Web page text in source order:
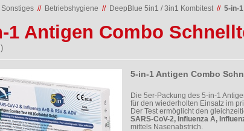
Sonstiges // Betriebshygiene // DeepBlue 5in1 / 3in1 Kombitest// 5-in-
1 Antigen Combo
5-in-1 Antigen Combo
Die 5er-Packung des 5-in-1
für den wiederholten Einsatz im
Der Test ermöglicht den
SARS-CoV-2, Influenza A,
mittels Nasenabstrich.